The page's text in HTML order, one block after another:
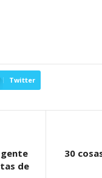
Twitter
de
30